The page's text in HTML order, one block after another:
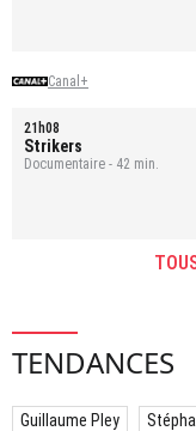
Canal+
21h08
Strikers
Documentaire - 42 min.
TENDANCES
Guillaume Pley